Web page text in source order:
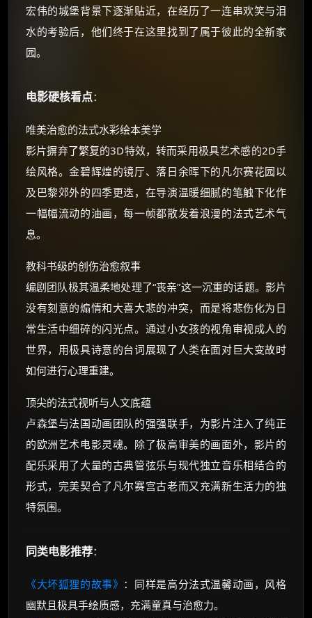
宏伟的城堡背景下逐渐贴近，在经历了一连串欢笑与泪
水的考验后，他们终于在这里找到了属于彼此的全新家
园。
电影硬核看点：
唯美治愈的法式水彩绘本美学
影片摒弃了繁复的3D特效，转而采用极具艺术感的2D手
绘风格。金碧辉煌的镜厅、落日余晖下的凡尔赛花园以
及巴黎郊外的四季更迭，在导演温暖细腻的笔触下化作
一幅幅流动的油画，每一帧都散发着浪漫的法式艺术气
息。
教科书级的创伤治愈叙事
编剧团队极其温柔地处理了“丧亲”这一沉重的话题。影片
没有刻意的煽情和大喜大悲的冲突，而是将悲伤化为日
常生活中细碎的闪光点。通过小女孩的视角审视成人的
世界，用极具诗意的台词展现了人类在面对巨大变故时
如何进行心理重建。
顶尖的法式视听与人文底蕴
卢森堡与法国动画团队的强强联手，为影片注入了纯正
的欧洲艺术电影灵魂。除了极高审美的画面外，影片的
配乐采用了大量的古典管弦乐与现代独立音乐相结合的
形式，完美契合了凡尔赛宫古老而又充满新生活力的独
特氛围。
同类电影推荐：
《大坏狐狸的故事》 ：同样是高分法式温馨动画，风格
幽默且极具手绘质感，充满童真与治愈力。